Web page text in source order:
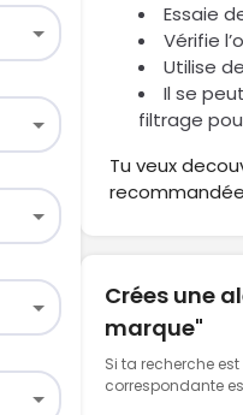
Essaie
Vérifie
Utilise
Il se
filtrage
Tu veux
Crées une
marque"
Si ta recherche
correspondante